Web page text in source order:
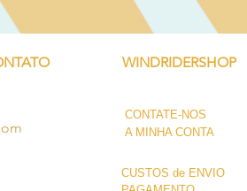
WINDRIDERSHOP
CONTATE-NOS
A MINHA CONTA
CUSTOS de ENVIO